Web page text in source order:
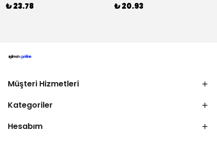
₺ 23.78 ₺ 20.93
Müşteri Hizmetleri
Kategoriler
Hesabım